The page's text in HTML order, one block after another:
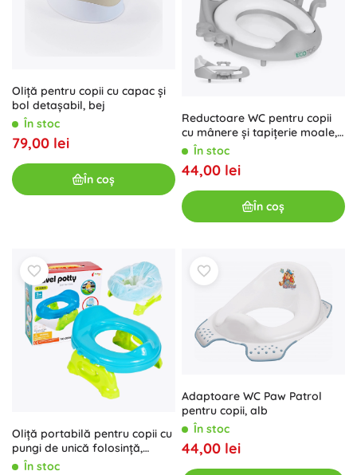
Oliță pentru copii cu capac și
bol detașabil, bej
În stoc
79,00 lei
În coș
Reductoare WC pentru copii
cu mânere și tapițerie moale,
gri, ECOTOYS
În stoc
44,00 lei
În coș
Oliță portabilă pentru copii cu
pungi de unică folosință,
albastră
În stoc
Adaptoare WC Paw Patrol
pentru copii, alb
În stoc
44,00 lei